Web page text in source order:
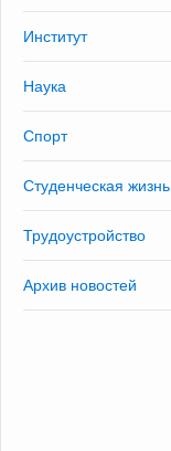
Институт
Наука
Спорт
Студенческая жизнь
Трудоустройство
Архив новостей